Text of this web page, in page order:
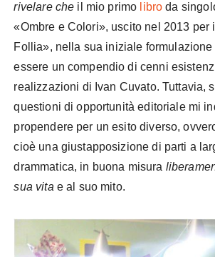
rivelare che il mio primo libro da
«Ombre e Colori», uscito nel 2013 per
Follia», nella sua iniziale
essere un compendio di cenni
realizzazioni di Ivan Cuvato. Tuttavia,
questioni di opportunità editoriale mi
propendere per un esito diverso,
cioè una giustapposizione di parti a
drammatica, in buona misura
sua vita e al suo mito.